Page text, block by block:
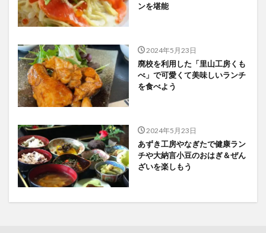
ンを堪能
2024年5月23日
廃校を利用した「里山工房くも
べ」で可愛くて美味しいランチ
を食べよう
2024年5月23日
あずき工房やなぎたで健康ラン
チや大納言小豆のおはぎ＆ぜん
ざいを楽しもう